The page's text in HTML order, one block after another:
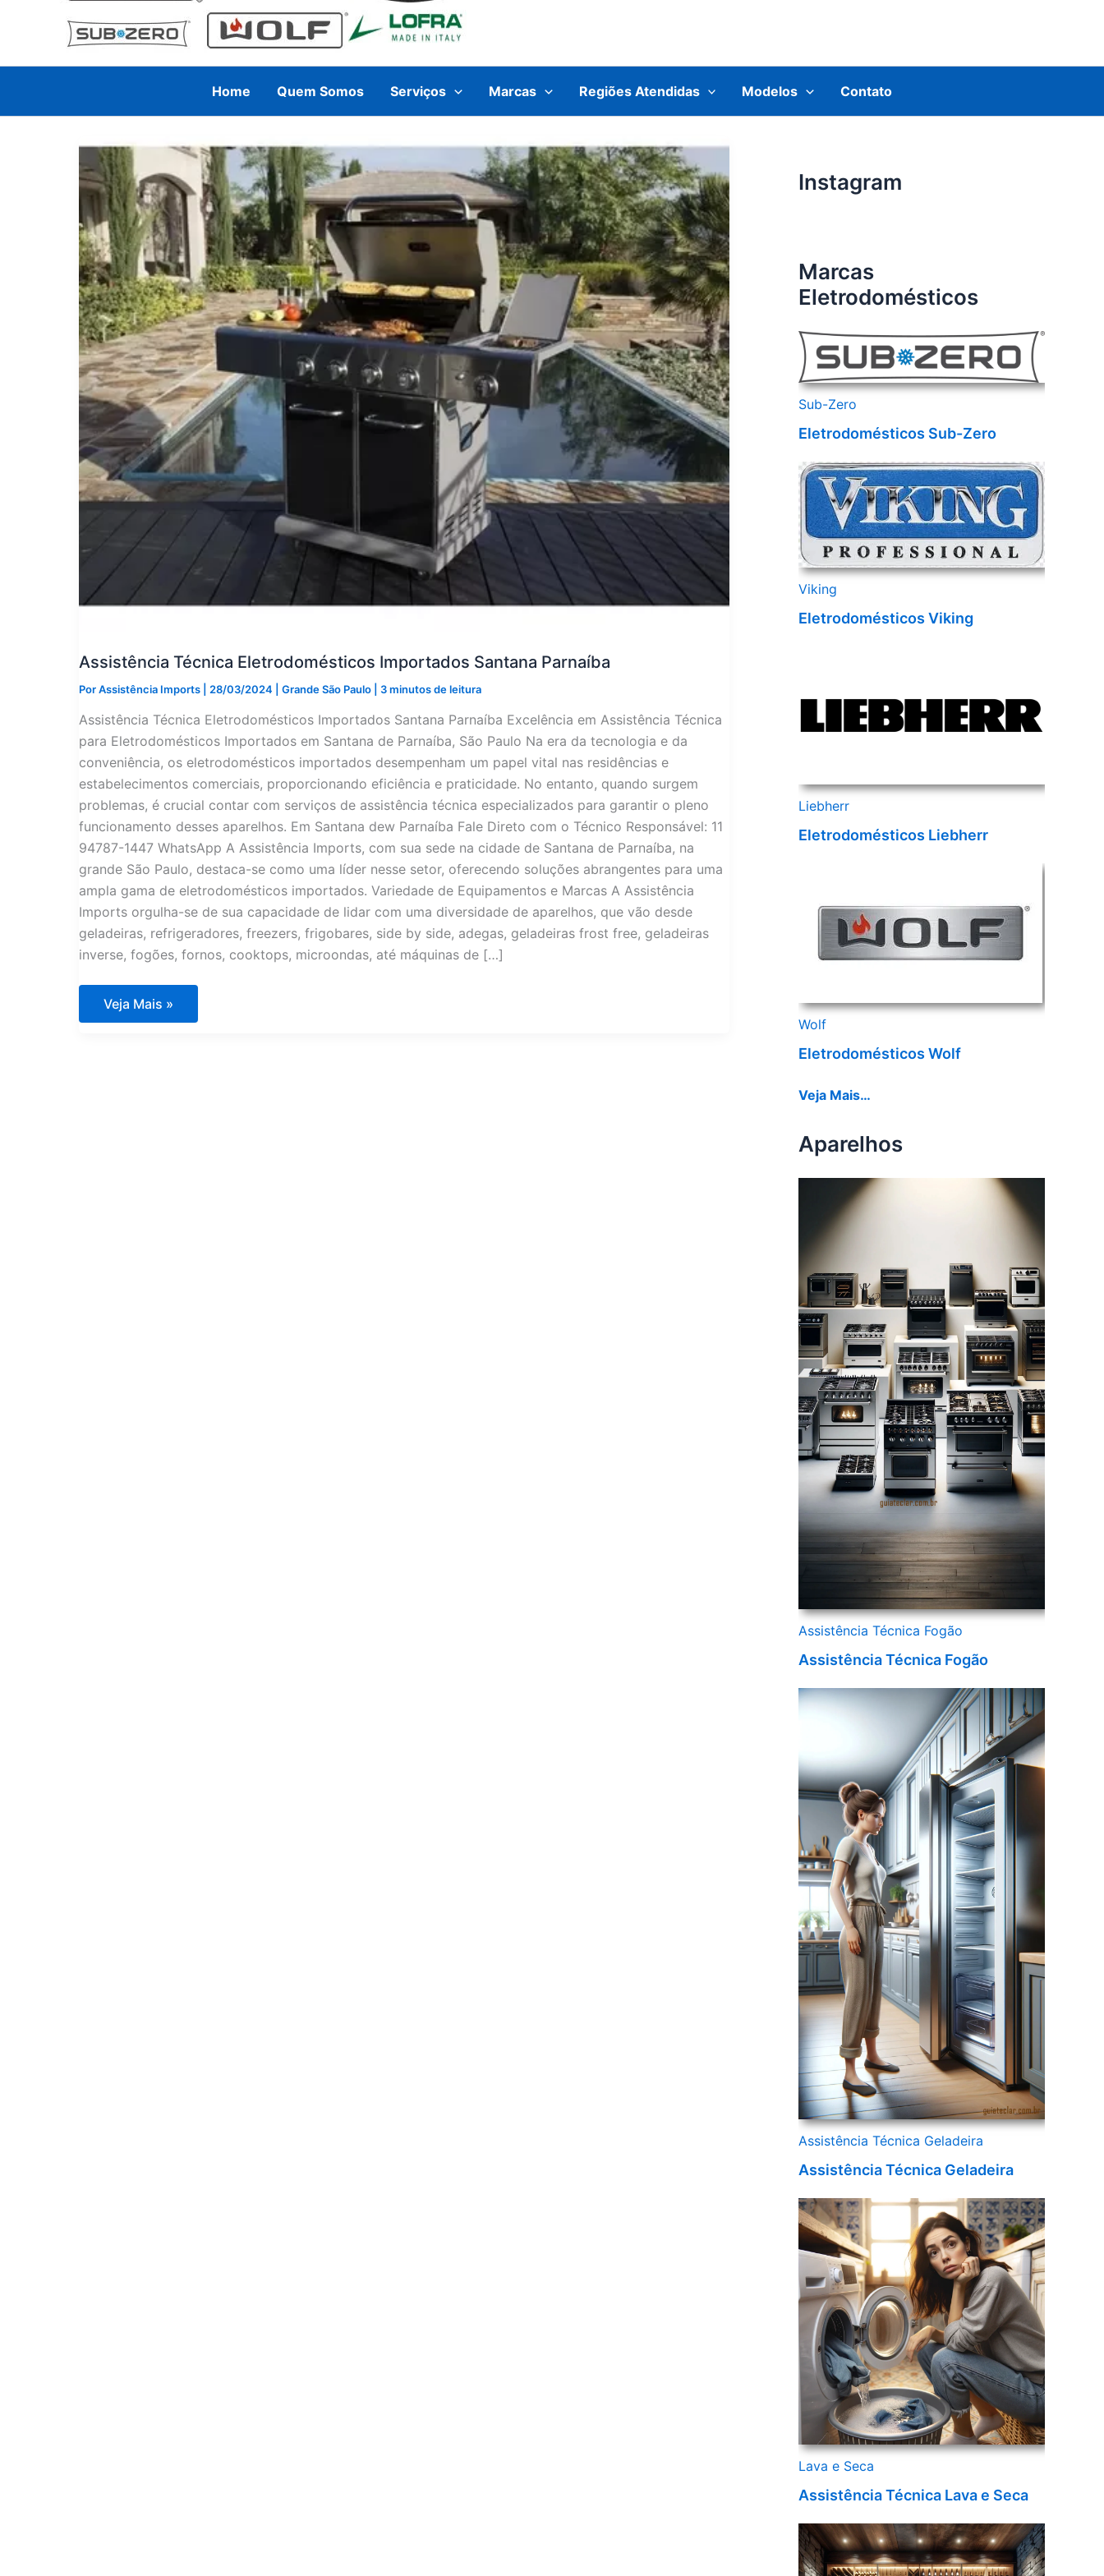
Home Quem Somos Serviços Marcas Regiões Atendidas Modelos Contato
Assistência Técnica Eletrodomésticos Importados Santana Parnaíba
PorAssistência Imports 28/03/2024 Grande São Paulo 3 minutos de leitura
Assistência Técnica Eletrodomésticos Importados Santana Parnaíba Excelência em Assistência Técnica
para Eletrodomésticos Importados em Santana de Parnaíba, São Paulo Na era da tecnologia e da
conveniência, os eletrodomésticos importados desempenham um papel vital nas residências e
estabelecimentos comerciais, proporcionando eficiência e praticidade. No entanto, quando surgem
problemas, é crucial contar com serviços de assistência técnica especializados para garantir o pleno
funcionamento desses aparelhos. Em Santana dew Parnaíba Fale Direto com o Técnico Responsável: 11
94787-1447 WhatsApp A Assistência Imports, com sua sede na cidade de Santana de Parnaíba, na
grande São Paulo, destaca-se como uma líder nesse setor, oferecendo soluções abrangentes para uma
ampla gama de eletrodomésticos importados. Variedade de Equipamentos e Marcas A Assistência
Imports orgulha-se de sua capacidade de lidar com uma diversidade de aparelhos, que vão desde
geladeiras, refrigeradores, freezers, frigobares, side by side, adegas, geladeiras frost free, geladeiras
inverse, fogões, fornos, cooktops, microondas, até máquinas de […]
Assistência
Técnica
Veja Mais »
Instagram
Marcas
Eletrodomésticos
Sub-Zero
Eletrodomésticos Sub-Zero
Viking
Eletrodomésticos Viking
Liebherr
Eletrodomésticos Liebherr
Wolf
Eletrodomésticos Wolf
Veja Mais…
Aparelhos
Assistência Técnica Fogão
Assistência Técnica Fogão
Assistência Técnica Geladeira
Assistência Técnica Geladeira
Lava e Seca
Assistência Técnica Lava e Seca